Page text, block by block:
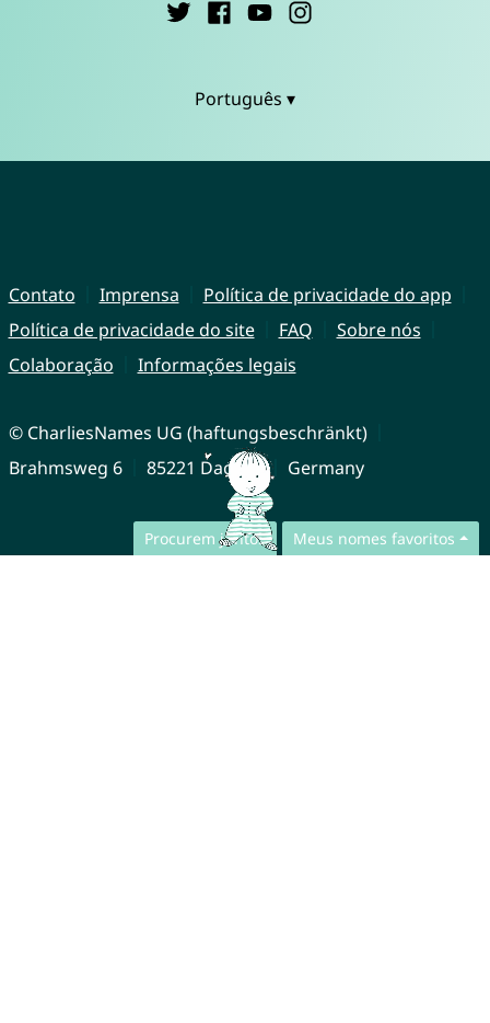
Procurem juntos Meus nomes favoritos
Português ▾
Contato Imprensa
Política de privacidade do app
Política de privacidade do site
FAQ
Sobre nós
Colaboração
Informações legais
© CharliesNames UG (haftungsbeschränkt)
Brahmsweg 6
85221 Dachau Germany